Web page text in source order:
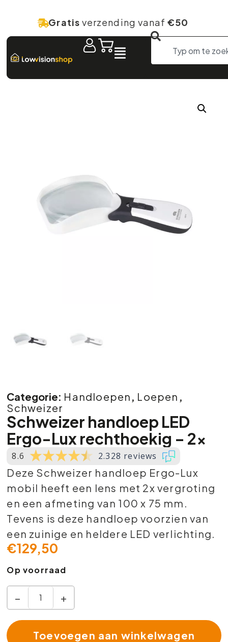
Gratis verzending vanaf €50
Categorie: Handloepen , Loepen ,
Schweizer
Schweizer handloep LED
Ergo-Lux rechthoekig – 2x
8.6 2.328 reviews
Deze Schweizer handloep Ergo-Lux
mobil heeft een lens met 2x vergroting
en een afmeting van 100 x 75 mm.
Tevens is deze handloep voorzien van
een zuinige en heldere LED verlichting.
€129,50
Op voorraad
− +
Toevoegen aan winkelwagen